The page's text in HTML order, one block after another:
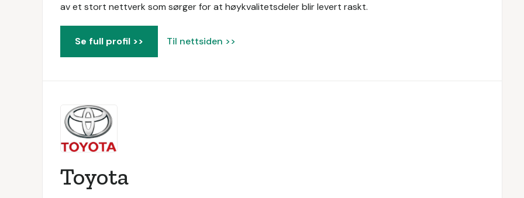
av et stort nettverk som sørger for at høykvalitetsdeler blir levert raskt.
Se full profil >> Til nettsiden >>
Toyota